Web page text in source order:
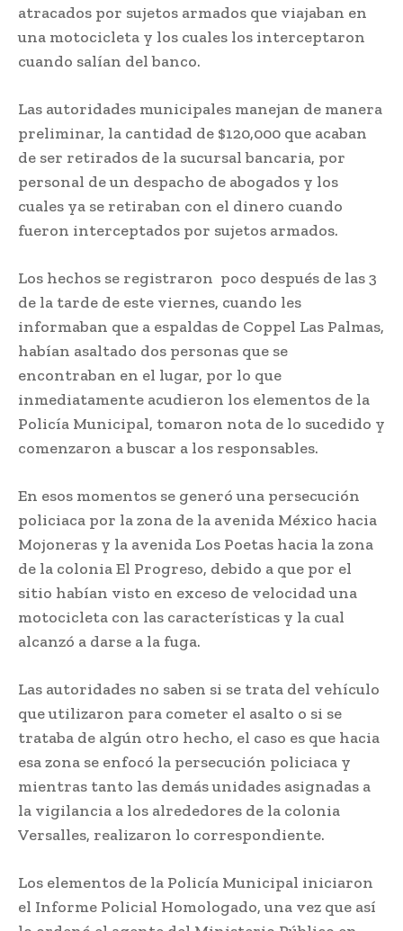
atracados por sujetos armados que viajaban en
una motocicleta y los cuales los interceptaron
cuando salían del banco.
Las autoridades municipales manejan de manera
preliminar, la cantidad de $120,000 que acaban
de ser retirados de la sucursal bancaria, por
personal de un despacho de abogados y los
cuales ya se retiraban con el dinero cuando
fueron interceptados por sujetos armados.
Los hechos se registraron poco después de las 3
de la tarde de este viernes, cuando les
informaban que a espaldas de Coppel Las Palmas,
habían asaltado dos personas que se
encontraban en el lugar, por lo que
inmediatamente acudieron los elementos de la
Policía Municipal, tomaron nota de lo sucedido y
comenzaron a buscar a los responsables.
En esos momentos se generó una persecución
policiaca por la zona de la avenida México hacia
Mojoneras y la avenida Los Poetas hacia la zona
de la colonia El Progreso, debido a que por el
sitio habían visto en exceso de velocidad una
motocicleta con las características y la cual
alcanzó a darse a la fuga.
Las autoridades no saben si se trata del vehículo
que utilizaron para cometer el asalto o si se
trataba de algún otro hecho, el caso es que hacia
esa zona se enfocó la persecución policiaca y
mientras tanto las demás unidades asignadas a
la vigilancia a los alrededores de la colonia
Versalles, realizaron lo correspondiente.
Los elementos de la Policía Municipal iniciaron
el Informe Policial Homologado, una vez que así